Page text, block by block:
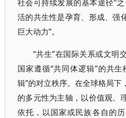
社会可持续发展的基本途径”
活的共生性是孕育、形成、强
巨大动力”。
“共生”在国际关系或文明
国家遵循“共同体逻辑”的共
辑”的对立秩序。在全球格局下
的多元性为主轴，以价值观、
依托，以国家或民族各自的